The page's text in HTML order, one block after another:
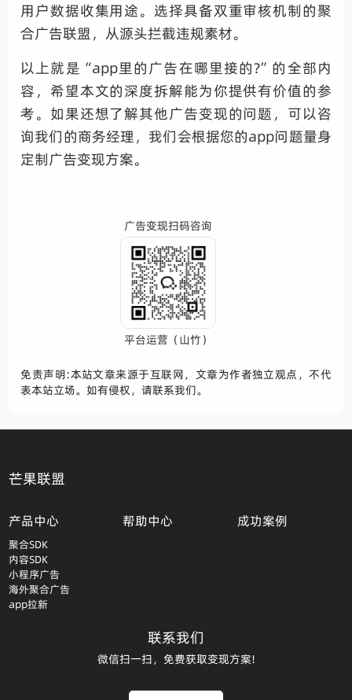
用户数据收集用途。选择具备双重审核机制的聚
合广告联盟，从源头拦截违规素材。
以上就是“app里的广告在哪里接的?”的全部内
容，希望本文的深度拆解能为你提供有价值的参
考。如果还想了解其他广告变现的问题，可以咨
询我们的商务经理，我们会根据您的app问题量身
定制广告变现方案。
广告变现扫码咨询
平台运营（山竹）
免责声明:本站文章来源于互联网，文章为作者独立观点，不代
表本站立场。如有侵权，请联系我们。
芒果联盟
产品中心
聚合SDK
内容SDK
小程序广告
海外聚合广告
app拉新
帮助中心 成功案例
联系我们
微信扫一扫，免费获取变现方案!